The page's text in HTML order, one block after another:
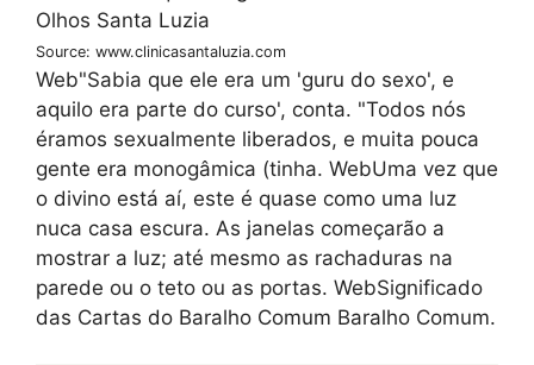
Source: www.clinicasantaluzia.com
Web"Sabia que ele era um 'guru do sexo', e
aquilo era parte do curso', conta. "Todos nós
éramos sexualmente liberados, e muita pouca
gente era monogâmica (tinha. WebUma vez que
o divino está aí, este é quase como uma luz
nuca casa escura. As janelas começarão a
mostrar a luz; até mesmo as rachaduras na
parede ou o teto ou as portas. WebSignificado
das Cartas do Baralho Comum Baralho Comum.